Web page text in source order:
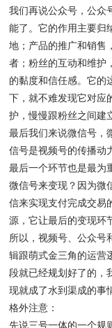
我们再说公众号，公众
能了。它的作用主要归
地；产品的推广和销售
者；粉丝的互动和维护
的黏度和信任感。它的
下，就不难发现它对应
护，慢慢跟粉丝之间建
最后我们来说微信号，
信号是视频号的传播动
最后一个环节也是最为
微信号来变现？因为微
信来实现支付完成交易
源，它让最后的变现环
所以，视频号、公众号
辑跟萌式金三角的运营
段就已经规划好了的，
现就成了水到渠成的事
格外注意：
先说三号一体的一个规